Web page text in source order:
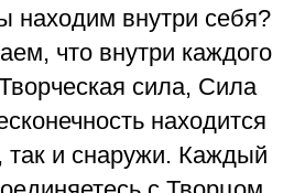
находим внутри себя?
что внутри каждого
сила, Сила
находится
так и снаружи. Каждый